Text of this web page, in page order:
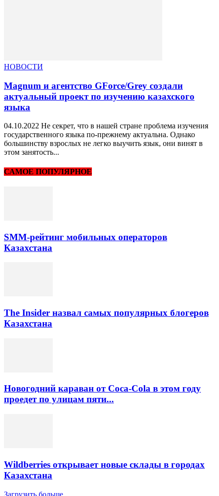
НОВОСТИ
Magnum и агентство GForce/Grey создали
актуальный проект по изучению казахского
языка
04.10.2022 Не секрет, что в нашей стране проблема изучения
государственного языка по-прежнему актуальна. Однако
большинству взрослых не легко выучить язык, они винят в
этом занятость...
САМОЕ ПОПУЛЯРНОЕ
SMM-рейтинг мобильных операторов
Казахстана
The Insider назвал самых популярных блогеров
Казахстана
Новогодний караван от Coca-Cola в этом году
проедет по улицам пяти...
Wildberries открывает новые склады в городах
Казахстана
Загрузить больше